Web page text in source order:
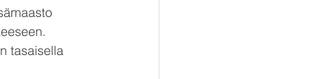
tasaisella